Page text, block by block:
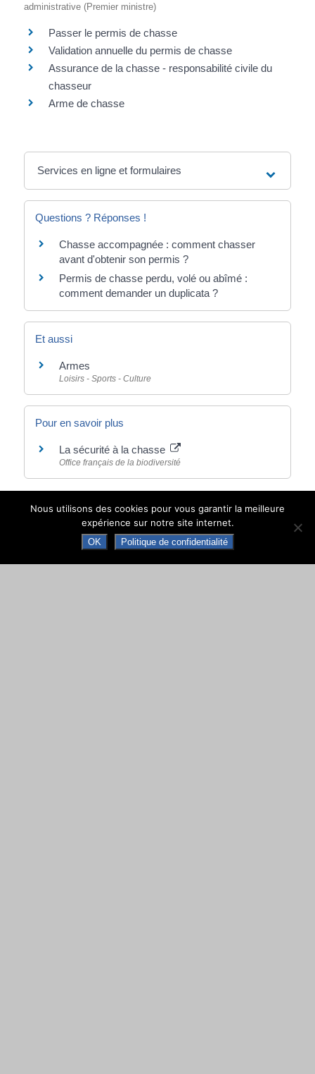
administrative (Premier ministre)
Passer le permis de chasse
Validation annuelle du permis de chasse
Assurance de la chasse - responsabilité civile du
chasseur
Arme de chasse
Services en ligne et formulaires
Questions ? Réponses !
Chasse accompagnée : comment chasser
avant d'obtenir son permis ?
Permis de chasse perdu, volé ou abîmé :
comment demander un duplicata ?
Et aussi
Armes
Loisirs - Sports - Culture
Pour en savoir plus
La sécurité à la chasse
Office français de la biodiversité
Direction de l'information légale et administrative
comarquage developpé parbaseo.io
Nous utilisons des cookies pour vous garantir la meilleure
expérience sur notre site internet.
OK Politique de confidentialité